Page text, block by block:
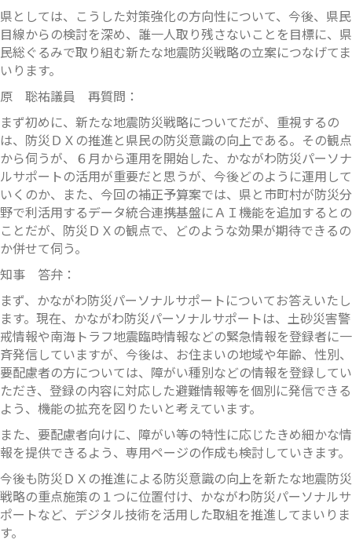
県としては、こうした対策強化の方向性について、今後、県民
目線からの検討を深め、誰一人取り残さないことを目標に、県
民総ぐるみで取り組む新たな地震防災戦略の立案につなげてま
いります。
原 聡祐議員 再質問：
まず初めに、新たな地震防災戦略についてだが、重視するの
は、防災ＤＸの推進と県民の防災意識の向上である。その観点
から伺うが、６月から運用を開始した、かながわ防災パーソナ
ルサポートの活用が重要だと思うが、今後どのように運用して
いくのか、また、今回の補正予算案では、県と市町村が防災分
野で利活用するデータ統合連携基盤にＡＩ機能を追加するとの
ことだが、防災ＤＸの観点で、どのような効果が期待できるの
か併せて伺う。
知事 答弁：
まず、かながわ防災パーソナルサポートについてお答えいたし
ます。現在、かながわ防災パーソナルサポートは、土砂災害警
戒情報や南海トラフ地震臨時情報などの緊急情報を登録者に一
斉発信していますが、今後は、お住まいの地域や年齢、性別、
要配慮者の方については、障がい種別などの情報を登録してい
ただき、登録の内容に対応した避難情報等を個別に発信できる
よう、機能の拡充を図りたいと考えています。
また、要配慮者向けに、障がい等の特性に応じたきめ細かな情
報を提供できるよう、専用ページの作成も検討していきます。
今後も防災ＤＸの推進による防災意識の向上を新たな地震防災
戦略の重点施策の１つに位置付け、かながわ防災パーソナルサ
ポートなど、デジタル技術を活用した取組を推進してまいりま
す。